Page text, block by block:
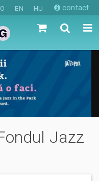
EN HU contact
Jazz